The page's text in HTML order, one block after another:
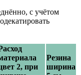
с учётом
2, при
Резина
ширина